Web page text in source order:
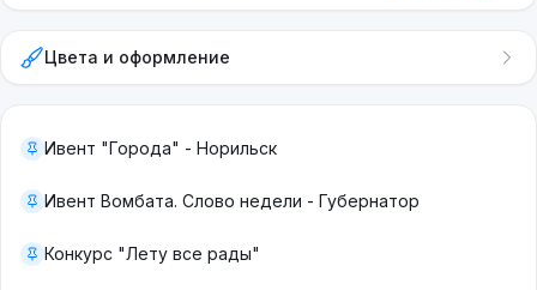
Цвета и оформление
Ивент "Города" - Норильск
Ивент Вомбата. Слово недели - Губернатор
Конкурс "Лету все рады"